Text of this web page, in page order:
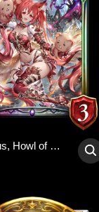
Cerberus, Howl of Hades